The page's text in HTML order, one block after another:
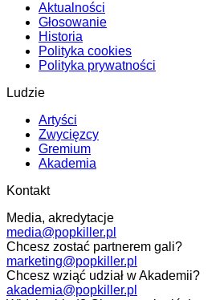
Aktualności
Głosowanie
Historia
Polityka cookies
Polityka prywatności
Ludzie
Artyści
Zwycięzcy
Gremium
Akademia
Kontakt
Media, akredytacje
media@popkiller.pl
Chcesz zostać partnerem gali?
marketing@popkiller.pl
Chcesz wziąć udział w Akademii?
akademia@popkiller.pl